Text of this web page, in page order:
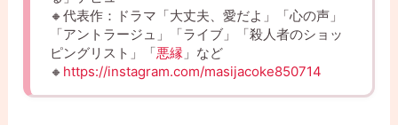
🔸代表作：ドラマ「大丈夫、愛だよ」「心の声」
「アントラージュ」「ライブ」「殺人者のショッ
ピングリスト」「悪縁 」など
🔸 https://instagram.com/masijacoke850714